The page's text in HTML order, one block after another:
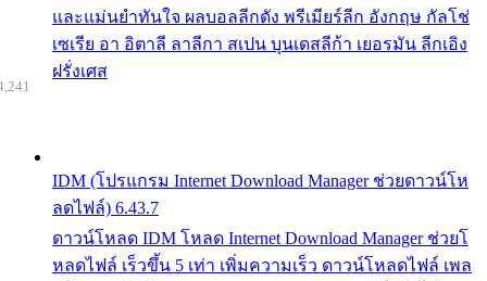
และแม่นยำทันใจ ผลบอลลีกดัง พรีเมียร์ลีก อังกฤษ กัลโช่
เซเรีย อา อิตาลี ลาลีกา สเปน บุนเดสลีก้า เยอรมัน ลีกเอิง
ฝรั่งเศส
IDM (โปรแกรม Internet Download Manager ช่วยดาวน์โห
ลดไฟล์) 6.43.7
ดาวน์โหลด IDM โหลด Internet Download Manager ช่วยโ
หลดไฟล์ เร็วขึ้น 5 เท่า เพิ่มความเร็ว ดาวน์โหลดไฟล์ เพล